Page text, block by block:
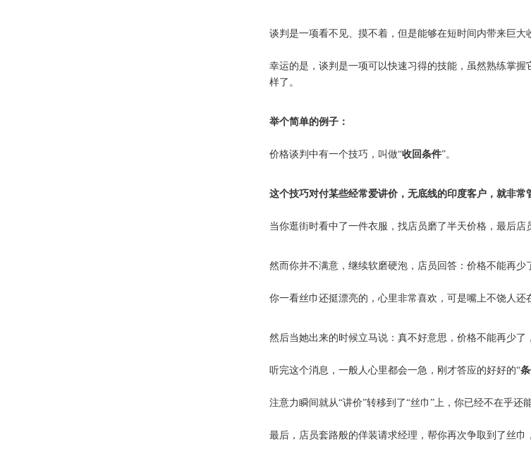
谈判是一项看不见、摸不着，但是能够在短时间内带来巨大
幸运的是，谈判是一项可以快速习得的技能，虽然熟练掌
样了。
举个简单的例子：
价格谈判中有一个技巧，叫做“收回条件”。
这个技巧对付某些经常爱讲价，无底线的印度客户，就非常
当你逛街时看中了一件衣服，找店员磨了半天价格，最后店
然而你并不满意，继续软磨硬泡，店员回答：价格不能再少
你一看丝巾还挺漂亮的，心里非常喜欢，可是嘴上不饶人
然后当她出来的时候立马说：真不好意思，价格不能再少了
听完这个消息，一般人心里都会一急，刚才答应的好好的“
注意力瞬间就从“讲价”转移到了“丝巾”上，你已经不在乎还
最后，店员套路般的佯装请求经理，帮你再次争取到了丝巾